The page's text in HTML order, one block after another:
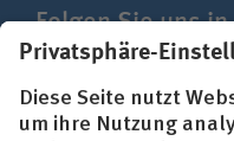
Folgen Sie uns
Netzwerken